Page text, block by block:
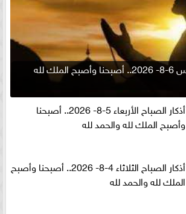
أذكار الصباح الخميس 6-8- 2026.. أصبحنا وأصبح الملك لله
أذكار الصباح الأربعاء 5-8- 2026.. أصبحنا
وأصبح الملك لله والحمد لله
أذكار الصباح الثلاثاء 4-8- 2026.. أصبحنا وأصبح
الملك لله والحمد لله